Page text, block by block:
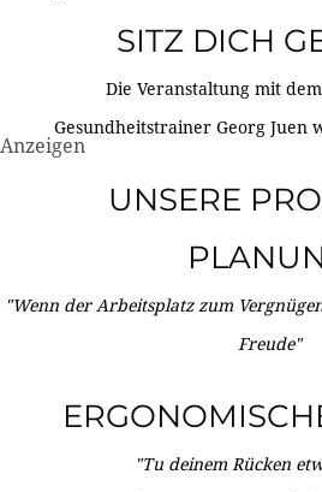
SITZ DICH
Die Veranstaltung mit
Gesundheitstrainer Georg Juen
Anzeigen
UNSERE
"Wenn der Arbeitsplatz zum
Freude"
"Tu deinem Rücken